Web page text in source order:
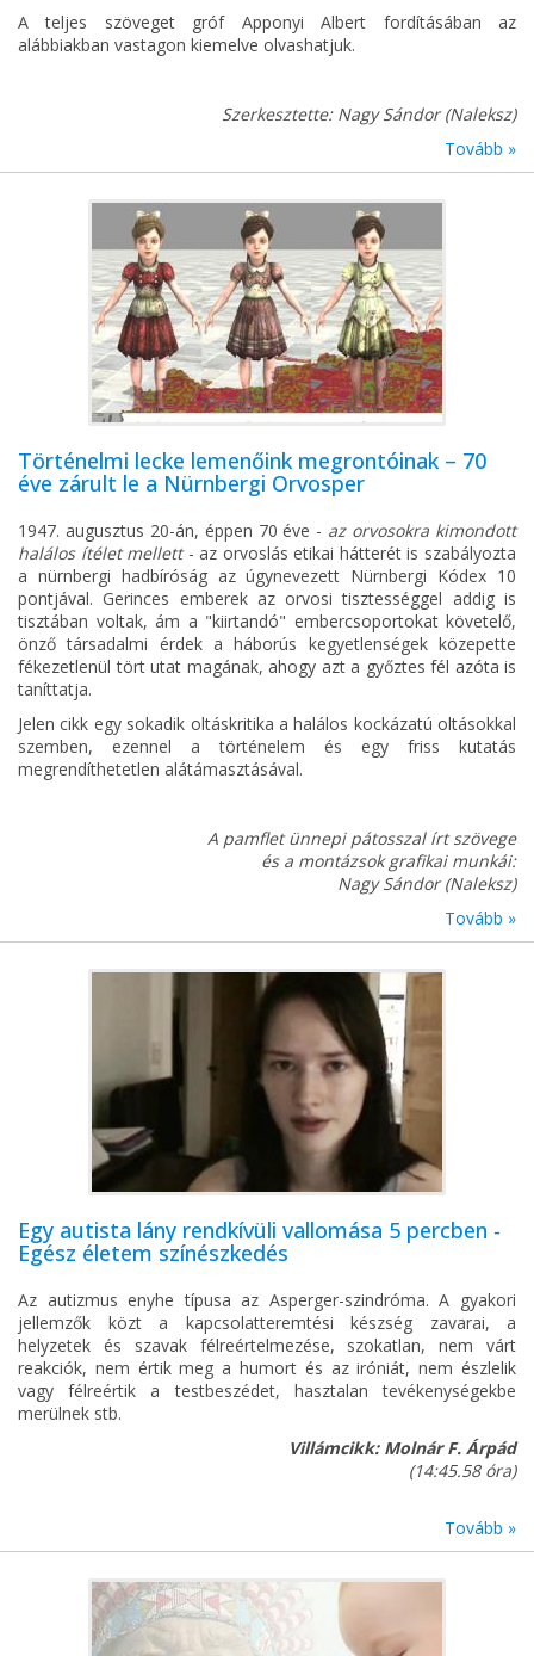
A teljes szöveget gróf Apponyi Albert fordításában az
alábbiakban vastagon kiemelve olvashatjuk.
Szerkesztette: Nagy Sándor (Naleksz)
Tovább »
Történelmi lecke lemenőink megrontóinak – 70
éve zárult le a Nürnbergi Orvosper
1947. augusztus 20-án, éppen 70 éve - az orvosokra kimondott
halálos ítélet mellett - az orvoslás etikai hátterét is szabályozta
a nürnbergi hadbíróság az úgynevezett Nürnbergi Kódex 10
pontjával. Gerinces emberek az orvosi tisztességgel addig is
tisztában voltak, ám a "kiirtandó" embercsoportokat követelő,
önző társadalmi érdek a háborús kegyetlenségek közepette
fékezetlenül tört utat magának, ahogy azt a győztes fél azóta is
taníttatja.
Jelen cikk egy sokadik oltáskritika a halálos kockázatú oltásokkal
szemben, ezennel a történelem és egy friss kutatás
megrendíthetetlen alátámasztásával.
A pamflet ünnepi pátosszal írt szövege
és a montázsok grafikai munkái:
Nagy Sándor (Naleksz)
Tovább »
Egy autista lány rendkívüli vallomása 5 percben -
Egész életem színészkedés
Az autizmus enyhe típusa az Asperger-szindróma. A gyakori
jellemzők közt a kapcsolatteremtési készség zavarai, a
helyzetek és szavak félreértelmezése, szokatlan, nem várt
reakciók, nem értik meg a humort és az iróniát, nem észlelik
vagy félreértik a testbeszédet, hasztalan tevékenységekbe
merülnek stb.
Villámcikk: Molnár F. Árpád
(14:45.58 óra)
Tovább »